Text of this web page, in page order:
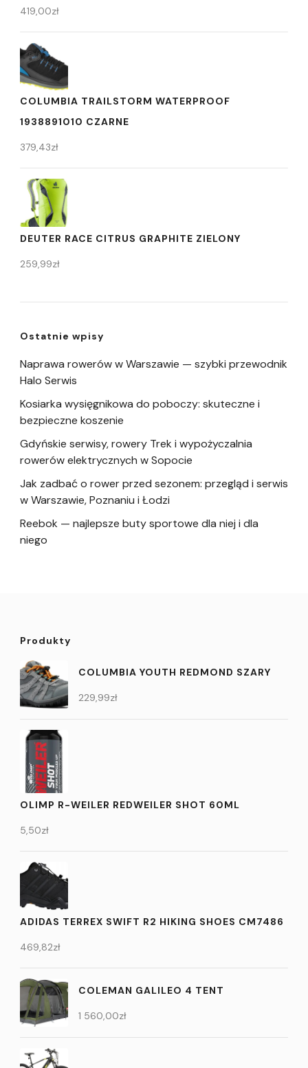
419,00zł
COLUMBIA TRAILSTORM WATERPROOF
1938891010 CZARNE
379,43zł
DEUTER RACE CITRUS GRAPHITE ZIELONY
259,99zł
Ostatnie wpisy
Naprawa rowerów w Warszawie — szybki przewodnik
Halo Serwis
Kosiarka wysięgnikowa do poboczy: skuteczne i
bezpieczne koszenie
Gdyńskie serwisy, rowery Trek i wypożyczalnia
rowerów elektrycznych w Sopocie
Jak zadbać o rower przed sezonem: przegląd i serwis
w Warszawie, Poznaniu i Łodzi
Reebok — najlepsze buty sportowe dla niej i dla
niego
Produkty
COLUMBIA YOUTH REDMOND SZARY
229,99zł
OLIMP R-WEILER REDWEILER SHOT 60ML
5,50zł
ADIDAS TERREX SWIFT R2 HIKING SHOES CM7486
469,82zł
COLEMAN GALILEO 4 TENT
1 560,00zł